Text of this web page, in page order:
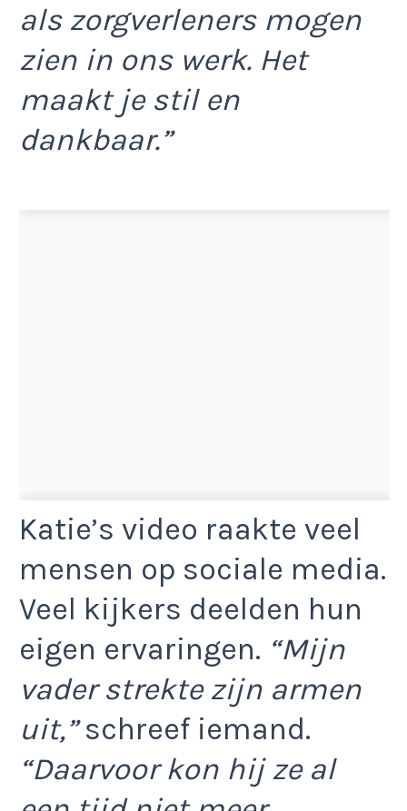
als zorgverleners mogen
zien in ons werk. Het
maakt je stil en
dankbaar.”
Katie’s video raakte veel
mensen op sociale media.
Veel kijkers deelden hun
eigen ervaringen. “Mijn
vader strekte zijn armen
uit,”schreef iemand.
“Daarvoor kon hij ze al